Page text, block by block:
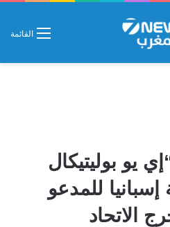
القائمة
يو بوليتيكال
للمدعو
الاتحاد